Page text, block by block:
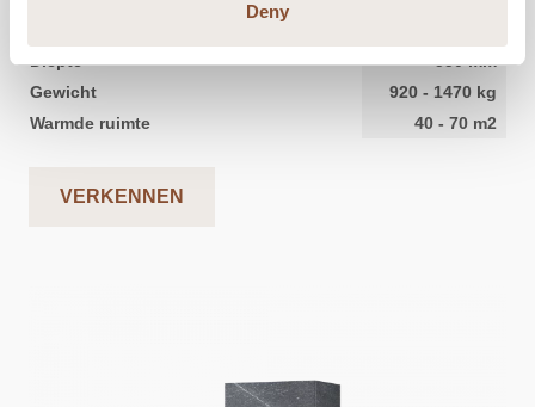
Deny
Diepte
550mm
Gewicht
920 - 1470 kg
Warmde ruimte
40 - 70 m2
VERKENNEN